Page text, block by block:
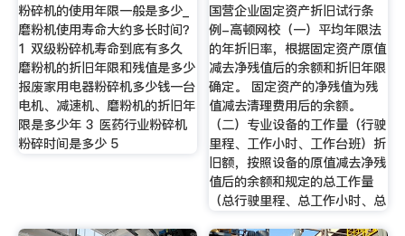
粉碎机的使用年限一般是多少_
磨粉机使用寿命大约多长时间？
1 双级粉碎机寿命到底有多久
磨粉机的折旧年限和残值是多少
报废家用电器粉碎机多少钱一台
电机、减速机、磨粉机的折旧年
限是多少年 3 医药行业粉碎机
粉碎时间是多少 5
国营企业固定资产折旧试行条
例-高顿网校（一）平均年限法
的年折旧率，根据固定资产原值
减去净残值后的余额和折旧年限
确定。 固定资产的净残值为残
值减去清理费用后的余额。
（二）专业设备的工作量（行驶
里程、工作小时、工作台班）折
旧额，按照设备的原值减去净残
值后的余额和规定的总工作量
（总行驶里程、总工作小时、总